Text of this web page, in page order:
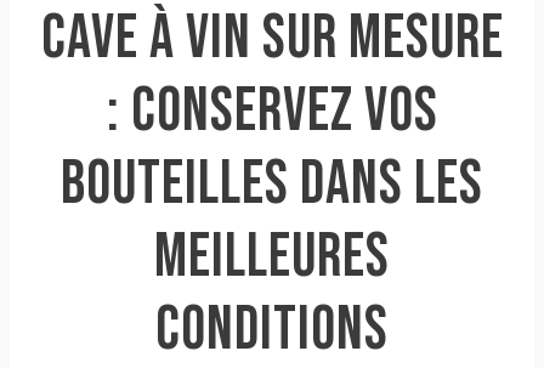
CAVE À VIN SUR MESURE
: CONSERVEZ VOS
BOUTEILLES DANS LES
MEILLEURES
CONDITIONS